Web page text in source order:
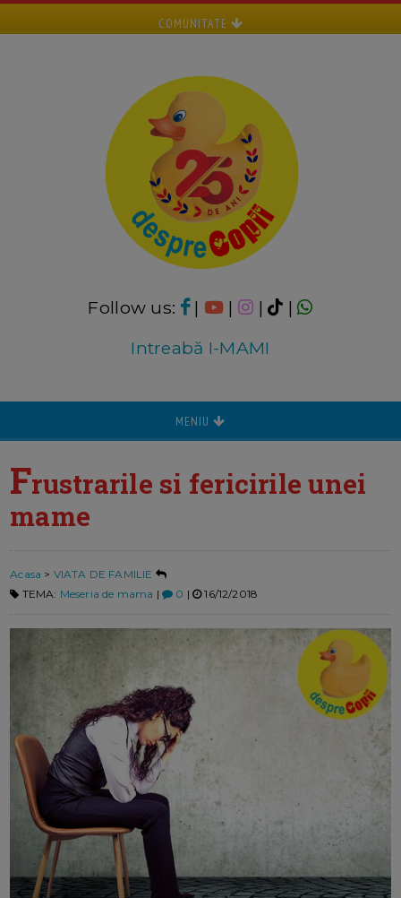
COMUNITATE
Follow us: | | |
|
Intreabă I-MAMI
MENIU
Frustrarile si fericirile unei
mame
Acasa > VIATA DE FAMILIE
TEMA: Meseria de mama | 0 | 16/12/2018